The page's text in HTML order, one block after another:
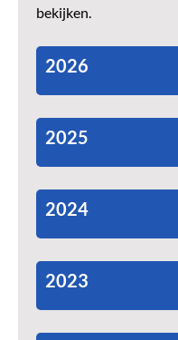
bekijken.
2026
2025
2024
2023